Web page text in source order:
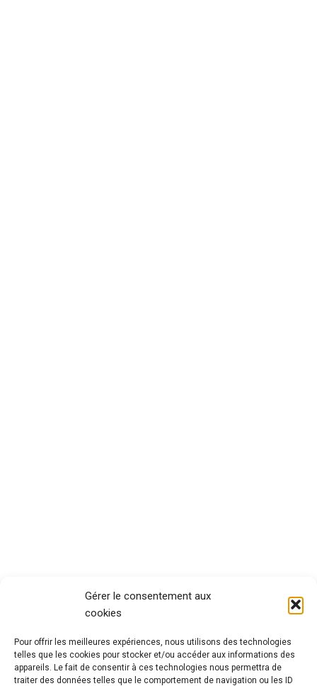
Gérer le consentement aux
cookies
Pour offrir les meilleures expériences, nous utilisons des technologies
telles que les cookies pour stocker et/ou accéder aux informations des
appareils. Le fait de consentir à ces technologies nous permettra de
traiter des données telles que le comportement de navigation ou les ID